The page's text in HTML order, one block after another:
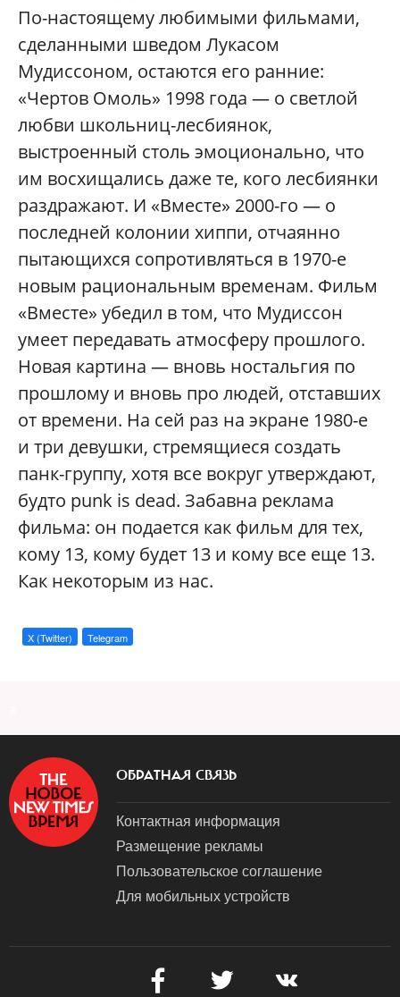
По-настоящему любимыми фильмами,
сделанными шведом Лукасом
Мудиссоном, остаются его ранние:
«Чертов Омоль» 1998 года — о светлой
любви школьниц-лесбиянок,
выстроенный столь эмоционально, что
им восхищались даже те, кого лесбиянки
раздражают. И «Вместе» 2000-го — о
последней колонии хиппи, отчаянно
пытающихся сопротивляться в 1970-е
новым рациональным временам. Фильм
«Вместе» убедил в том, что Мудиссон
умеет передавать атмосферу прошлого.
Новая картина — вновь ностальгия по
прошлому и вновь про людей, отставших
от времени. На сей раз на экране 1980-е
и три девушки, стремящиеся создать
панк-группу, хотя все вокруг утверждают,
будто punk is dead. Забавна реклама
фильма: он подается как фильм для тех,
кому 13, кому будет 13 и кому все еще 13.
Как некоторым из нас.
X (Twitter) Telegram
ОБРАТНАЯ СВЯЗЬ
Контактная информация
Размещение рекламы
Пользовательское соглашение
Для мобильных устройств